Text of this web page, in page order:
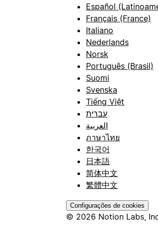
Español
Français (France)
Italiano
Nederlands
Norsk
Português (Brasil)
Suomi
Svenska
Tiếng Việt
עברית
العربية
ภาษาไทย
한국어
日本語
简体中文
繁體中文
Configurações de cookies
© 2026 Notion Labs,